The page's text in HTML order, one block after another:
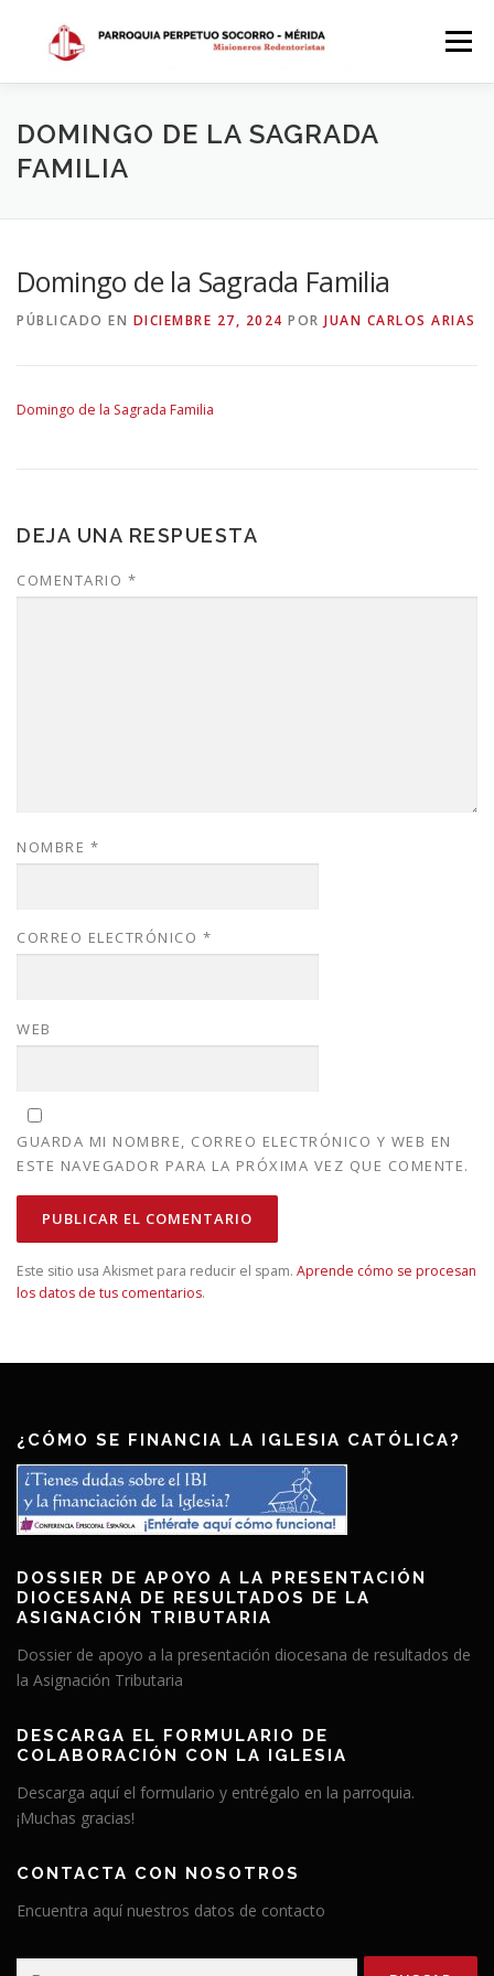
contenido
Menú
INICIO DÓNDE ESTAMOS HISTORIA
SACRAMENTOS CALENDARIO PARROQUIAL 2024
DOMINGO DE LA SAGRADA
FAMILIA
Domingo de la Sagrada Familia
PÚBLICADO EN DICIEMBRE 27, 2024 POR JUAN CARLOS ARIAS
Domingo de la Sagrada Familia
DEJA UNA RESPUESTA
COMENTARIO *
NOMBRE *
CORREO ELECTRÓNICO *
WEB
GUARDA MI NOMBRE, CORREO ELECTRÓNICO Y WEB EN
ESTE NAVEGADOR PARA LA PRÓXIMA VEZ QUE COMENTE.
Este sitio usa Akismet para reducir el spam. Aprende cómo se procesan
los datos de tus comentarios.
¿CÓMO SE FINANCIA LA IGLESIA CATÓLICA?
DOSSIER DE APOYO A LA PRESENTACIÓN
DIOCESANA DE RESULTADOS DE LA
ASIGNACIÓN TRIBUTARIA
Dossier de apoyo a la presentación diocesana de resultados de
la Asignación Tributaria
DESCARGA EL FORMULARIO DE
COLABORACIÓN CON LA IGLESIA
Descarga aquí el formulario y entrégalo en la parroquia.
¡Muchas gracias!
CONTACTA CON NOSOTROS
Encuentra aquí nuestros datos de contacto